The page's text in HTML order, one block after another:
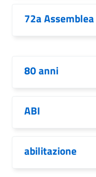
72a Assemblea
80 anni
ABI
abilitazione